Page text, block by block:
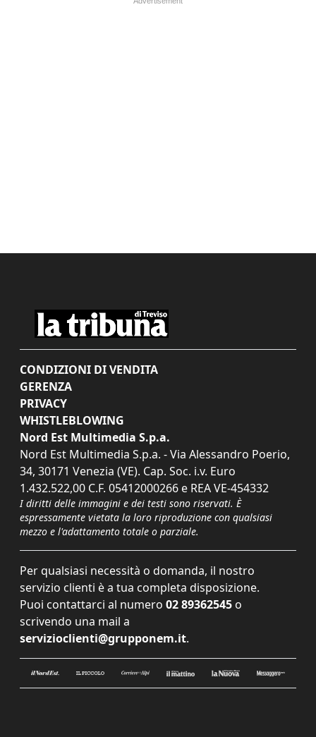
CONDIZIONI DI VENDITA
GERENZA
PRIVACY
WHISTLEBLOWING
Nord Est Multimedia S.p.a.
Nord Est Multimedia S.p.a. - Via Alessandro Poerio,
34, 30171 Venezia (VE). Cap. Soc. i.v. Euro
1.432.522,00 C.F. 05412000266 e REA VE-454332
I diritti delle immagini e dei testi sono riservati. È
espressamente vietata la loro riproduzione con qualsiasi
mezzo e l'adattamento totale o parziale.
Per qualsiasi necessità o domanda, il nostro
servizio clienti è a tua completa disposizione.
Puoi contattarci al numero 02 89362545 o
scrivendo una mail a
servizioclienti@grupponem.it.